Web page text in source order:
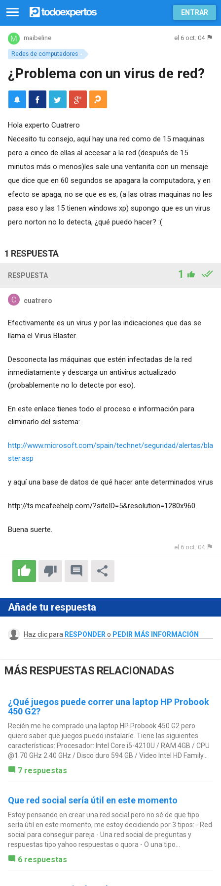
ENTRAR
Redes de computadores
maibeline el 6 oct. 04
¿Problema con un virus de red?
Hola experto Cuatrero
Necesito tu consejo, aquí hay una red como de 15 maquinas
pero a cinco de ellas al accesar a la red (después de 15
minutos más o menos)les sale una ventanita con un mensaje
que dice que en 60 segundos se apagara la computadora, y en
efecto se apaga, no se que es es, (a las otras maquinas no les
pasa eso y las 15 tienen windows xp) supongo que es un virus
pero norton no lo detecta, ¿qué puedo hacer? :(
1 RESPUESTA
RESPUESTA 1
cuatrero
Efectivamente es un virus y por las indicaciones que das se
llama el Virus Blaster.
Desconecta las máquinas que estén infectadas de la red
inmediatamente y descarga un antivirus actualizado
(probablemente no lo detecte por eso).
En este enlace tienes todo el proceso e información para
eliminarlo del sistema:
http://www.microsoft.com/spain/technet/seguridad/alertas/bla
ster.asp
y aquí una base de datos de qué hacer ante determinados virus
http://ts.mcafeehelp.com/?siteID=5&resolution=1280x960
Buena suerte.
el 6 oct. 04
Añade tu respuesta
Haz clic para RESPONDER o PEDIR MÁS INFORMACIÓN
MÁS RESPUESTAS RELACIONADAS
¿Qué juegos puede correr una laptop HP Probook
450 G2?
Recién me he comprado una laptop HP Probook 450 G2 pero
quiero saber que juegos puedo instalarle. Tiene las siguientes
características: Procesador: Intel Core i5-4210U / RAM 4GB / CPU
@1.70 GHz 2.40 GHz / Disco duro 594 GB / Video Intel HD Family...
7 respuestas
Que red social sería útil en este momento
Estoy pensando en crear una red social pero no sé de que tipo
sería útil en este momento, me estoy decidiendo por 3 tipos: - Red
social para conseguir pareja - Una red social de preguntas y
respuestas tipo yahoo respuestas o quora - O una tipo...
6 respuestas